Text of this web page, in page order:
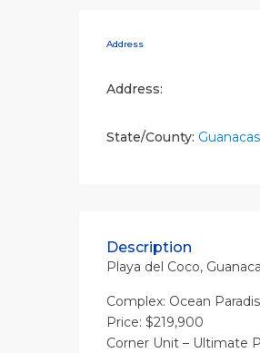
Address
Address:
State/County:
Description
Playa del Coco,
Complex: Ocean
Price: $219,900
Corner Unit – Ultimate